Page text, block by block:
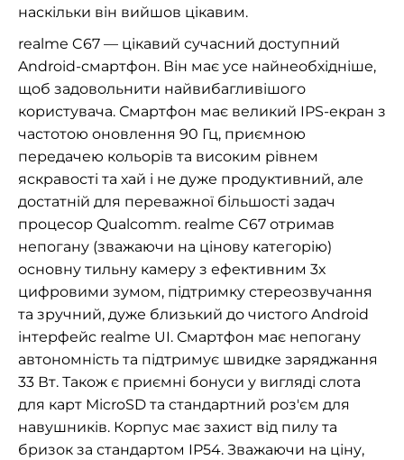
наскільки він вийшов цікавим.
realme C67 — цікавий сучасний доступний
Android-смартфон. Він має усе найнеобхідніше,
щоб задовольнити найвибагливішого
користувача. Смартфон має великий IPS-екран з
частотою оновлення 90 Гц, приємною
передачею кольорів та високим рівнем
яскравості та хай і не дуже продуктивний, але
достатній для переважної більшості задач
процесор Qualcomm. realme C67 отримав
непогану (зважаючи на цінову категорію)
основну тильну камеру з ефективним 3х
цифровими зумом, підтримку стереозвучання
та зручний, дуже близький до чистого Android
інтерфейс realme UI. Смартфон має непогану
автономність та підтримує швидке заряджання
33 Вт. Також є приємні бонуси у вигляді слота
для карт MicroSD та стандартний роз'єм для
навушників. Корпус має захист від пилу та
бризок за стандартом IP54. Зважаючи на ціну,